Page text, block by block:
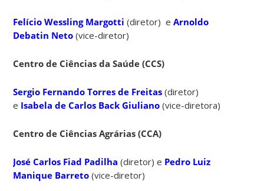
Felício Wessling Margotti (diretor) eArnoldo
Debatin Neto (vice-diretor)
Centro de Ciências da Saúde (CCS)
Sergio Fernando Torres de Freitas (diretor)
e Isabela de Carlos Back Giuliano (vice-diretora)
Centro de Ciências Agrárias (CCA)
José Carlos Fiad Padilha (diretor) e Pedro Luiz
Manique Barreto (vice-diretor)